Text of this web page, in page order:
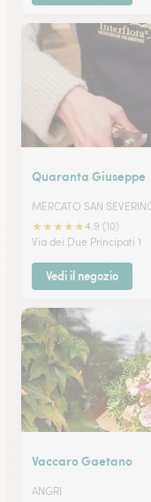
Quaranta Giuseppe
MERCATO SAN
★★★★★4.9 (10)
Via dei Due Principati 1
Vedi il negozio
Vaccaro Gaetano
ANGRI